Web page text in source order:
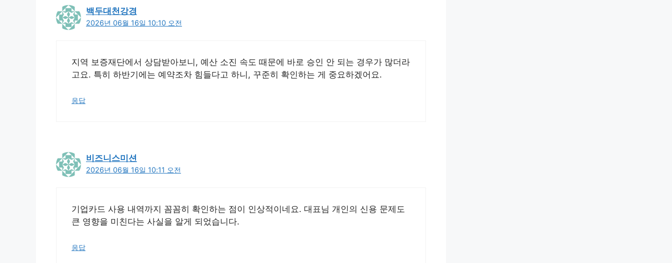
백두대천강경
2026년 06월 16일 10:10 오전
지역 보증재단에서 상담받아보니, 예산 소진 속도 때문에 바로 승인 안 되는 경우가 많더라
고요. 특히 하반기에는 예약조차 힘들다고 하니, 꾸준히 확인하는 게 중요하겠어요.
응답
비즈니스미션
2026년 06월 16일 10:11 오전
기업카드 사용 내역까지 꼼꼼히 확인하는 점이 인상적이네요. 대표님 개인의 신용 문제도
큰 영향을 미친다는 사실을 알게 되었습니다.
응답